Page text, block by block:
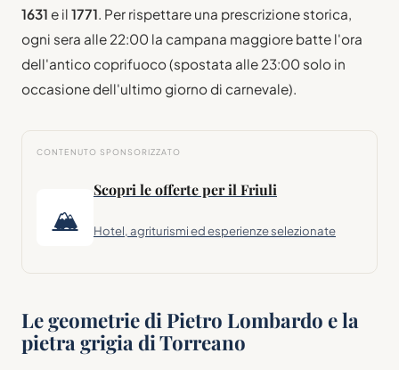
1631 e il 1771. Per rispettare una prescrizione storica,
ogni sera alle 22:00 la campana maggiore batte l'ora
dell'antico coprifuoco (spostata alle 23:00 solo in
occasione dell'ultimo giorno di carnevale).
CONTENUTO SPONSORIZZATO
🏔
Scopri le offerte per il Friuli
Hotel, agriturismi ed esperienze selezionate
Le geometrie di Pietro Lombardo e la
pietra grigia di Torreano